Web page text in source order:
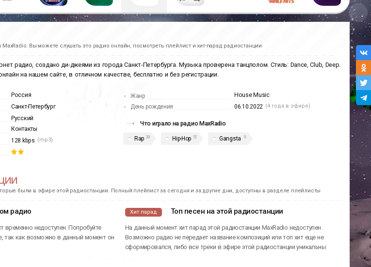
MaxRadio. Вы можете слушать это радио онлайн, посмотреть плейлист и хит-парад радиостанции
радио, создано ди-джеями из города Санкт-Петербурга. Музыка проверена танцполом. Стиль: Dance, Club, Deep.
на нашем сайте, в отличном качестве, бесплатно и без регистрации.
Россия
Санкт-Петербург
Русский
Контакты
128 kbps (mp3)
Жанр
House Music
День рождения
06.10.2022 (4 года в эфире)
Что играло на радио MaxRadio
Rap 39 Hip-Hop 51 Gangsta 9
были в эфире этой радиостанции. Полный плейлист за сегодня и за другие дни, доступны в разделе плейлисты
радио
временно недоступен. Попробуйте
так как возможно в данный момент он
Хит парад Топ песен на этой радиостанции
На данный момент хит парад этой радиостанции MaxRadio недоступен.
Возможно радио не передает название композиций или топ хит еще не
сформировался, либо все треки в эфире этой радиостанции уникальны